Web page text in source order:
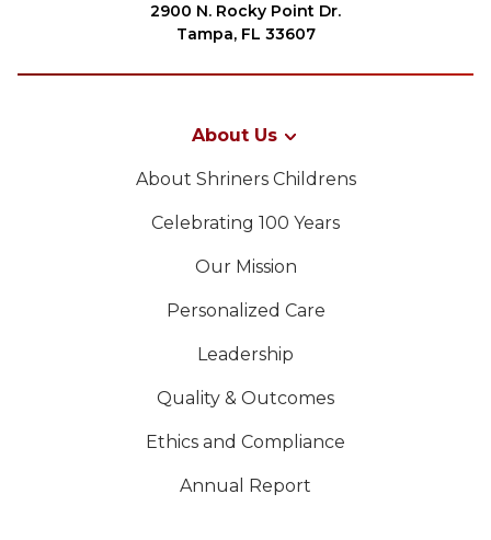
2900 N. Rocky Point Dr.
Tampa, FL 33607
About Us
About Shriners Childrens
Celebrating 100 Years
Our Mission
Personalized Care
Leadership
Quality & Outcomes
Ethics and Compliance
Annual Report